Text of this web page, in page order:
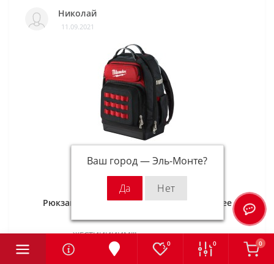
Ваш город —Эль-Монте?
0 0 0
Николай
11.09.2021
Рюкзак большой с жестим дном Milwaukee
ЖЕСТИИИИИМ!!! жестим жестим..